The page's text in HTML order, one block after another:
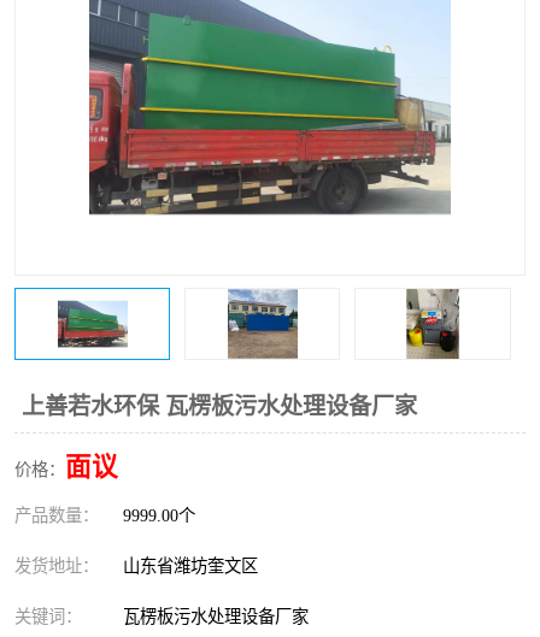
上善若水环保 瓦楞板污水处理设备厂家
价格： 面议
产品数量： 9999.00个
发货地址： 山东省潍坊奎文区
关键词： 瓦楞板污水处理设备厂家
诊所门诊污水处理设备 臭氧消毒设备
养殖污水处理设备 屠宰污水处理设备
一体化污水处理设备 食品制造业污水处理设备
医院辐射污水衰变池